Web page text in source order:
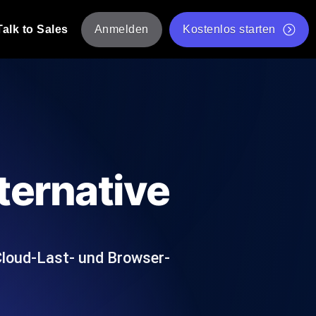
Kostenloses JMeter Test Skript-Validierungstool
API-Statusprüfer
to Sales Anmelden Kostenlos starten
Last- und Browser-